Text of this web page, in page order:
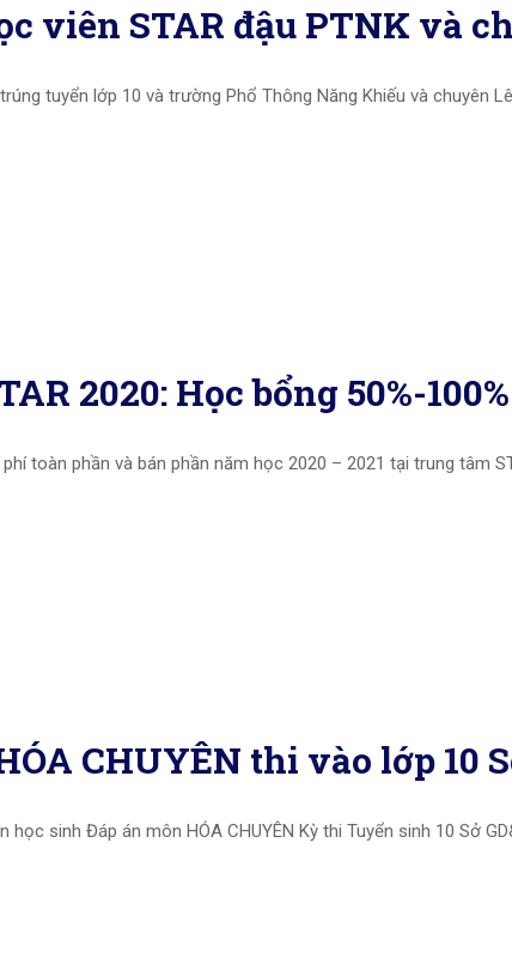
viên STAR đậu PTNK và
tuyển lớp 10 và trường Phổ Thông Năng Khiếu và chuyên
2020: Học bổng 50%-
toàn phần và bán phần năm học 2020 – 2021 tại trung tâm
CHUYÊN thi vào lớp 10
sinh Đáp án môn HÓA CHUYÊN Kỳ thi Tuyển sinh 10 Sở